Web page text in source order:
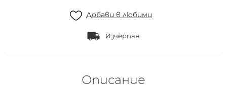
Добави в любими
Изчерпан
Описание